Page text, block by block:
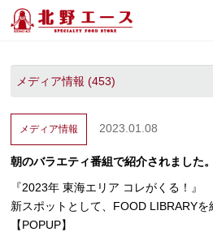
メディア情報 2023.01.08
朝のバラエティ番組で紹介されました。
『2023年 東海エリア コレがくる！』
新スポットとして、FOOD LIBRARYを
【POPUP】